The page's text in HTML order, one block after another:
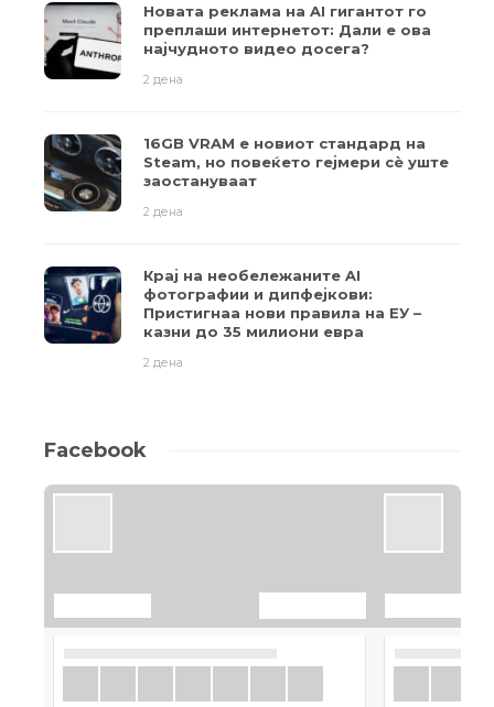
Новата реклама на AI гигантот го
преплаши интернетот: Дали е ова
најчудното видео досега?
2 дена
16GB VRAM е новиот стандард на
Steam, но повеќето гејмери ​​сè уште
заостануваат
2 дена
Крај на необележаните AI
фотографии и дипфејкови:
Пристигнаа нови правила на ЕУ –
казни до 35 милиони евра
2 дена
Facebook